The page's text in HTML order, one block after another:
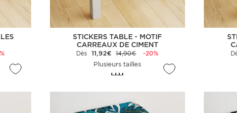
STICKERS TABLE - MOTIF
CARREAUX DE CIMENT
Dès 11,92€ 14,90€
-20%
Plusieurs tailles